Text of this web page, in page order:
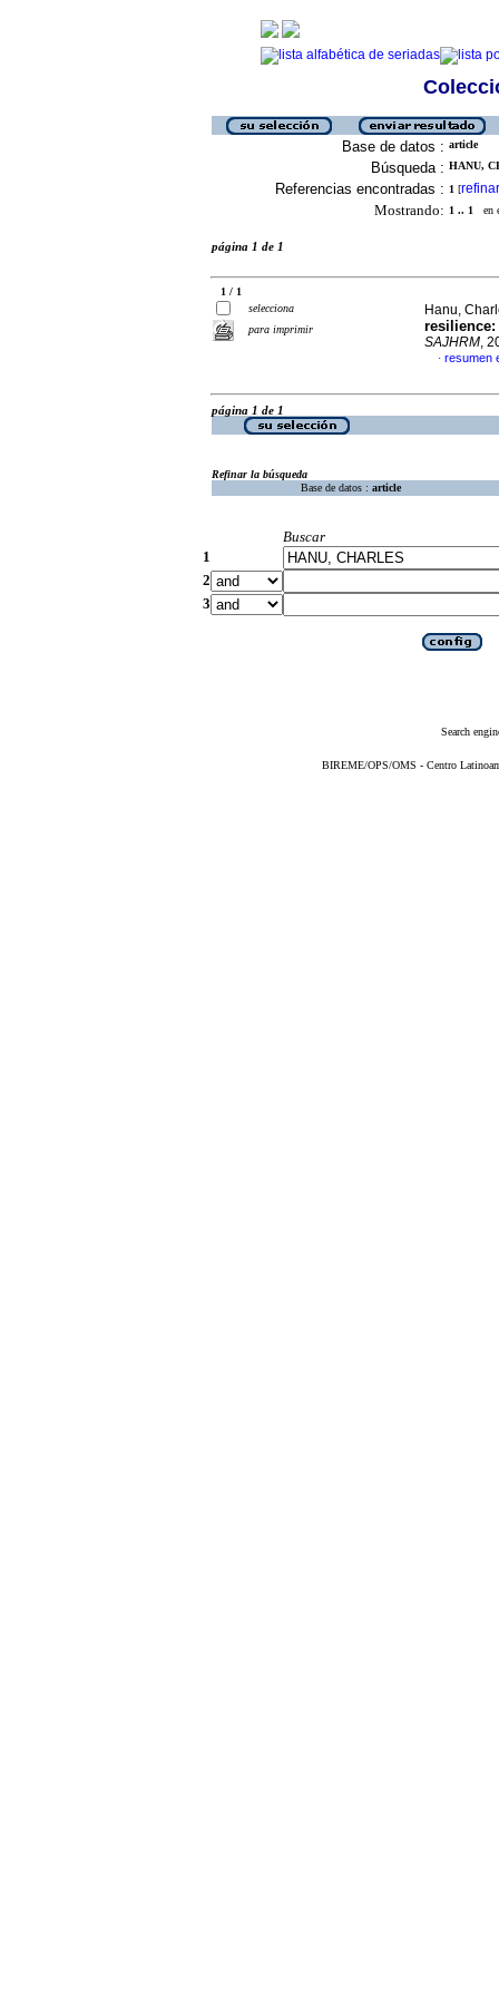
Base de datos : article
Búsqueda : HANU,
Referencias encontradas : 1 [refinar
Mostrando: 1 .. 1 en
página 1 de 1
1 / 1
selecciona
para imprimir
Hanu,
SAJHRM,
· resumen
página 1 de 1
Refinar la búsqueda
Base de datos : article
Buscar
1
2
3
Search
BIREME/OPS/OMS - Centro